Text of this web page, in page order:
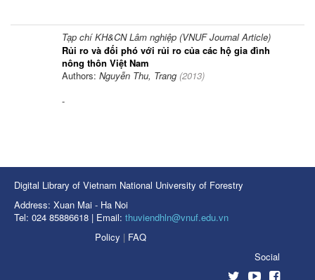
Tạp chí KH&CN Lâm nghiệp (VNUF Journal Article)
Rủi ro và đối phó với rủi ro của các hộ gia đình
nông thôn Việt Nam
Authors: Nguyễn Thu, Trang (2013)
-
Digital Library of Vietnam National University of Forestry
Address: Xuan Mai - Ha Noi
Tel: 024 85886618 | Email: thuviendhln@vnuf.edu.vn
Policy | FAQ
Social